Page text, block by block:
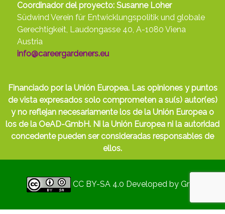
Coordinador del proyecto: Susanne Loher
Südwind Verein für Entwicklungspolitik und globale
Gerechtigkeit, Laudongasse 40, A-1080 Viena
Austria
info@careergardeners.eu
Financiado por la Unión Europea. Las opiniones y puntos
de vista expresados solo comprometen a su(s) autor(es)
y no reflejan necesariamente los de la Unión Europea o
los de la OeAD-GmbH. Ni la Unión Europea ni la autoridad
concedente pueden ser consideradas responsables de
ellos.
CC BY-SA 4.0 Developed by Gryd